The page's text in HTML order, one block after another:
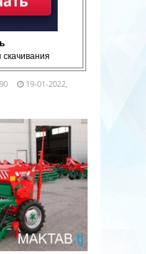
19-01-2022,